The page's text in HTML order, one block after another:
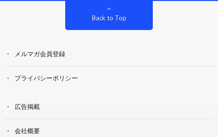
Back to Top
メルマガ会員登録
プライバシーポリシー
広告掲載
会社概要